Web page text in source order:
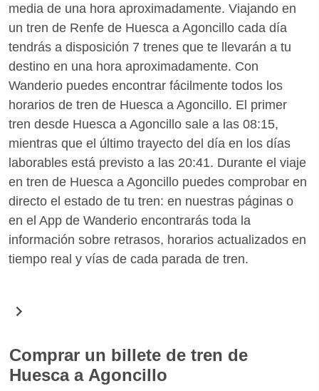
media de una hora aproximadamente. Viajando en
un tren de Renfe de Huesca a Agoncillo cada día
tendrás a disposición 7 trenes que te llevarán a tu
destino en una hora aproximadamente. Con
Wanderio puedes encontrar fácilmente todos los
horarios de tren de Huesca a Agoncillo. El primer
tren desde Huesca a Agoncillo sale a las 08:15,
mientras que el último trayecto del día en los días
laborables está previsto a las 20:41. Durante el viaje
en tren de Huesca a Agoncillo puedes comprobar en
directo el estado de tu tren: en nuestras páginas o
en el App de Wanderio encontrarás toda la
información sobre retrasos, horarios actualizados en
tiempo real y vías de cada parada de tren.
Comprar un billete de tren de
Huesca a Agoncillo